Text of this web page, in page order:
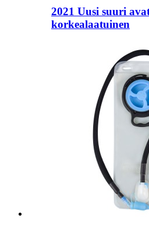
2021 Uusi suuri
korkealaatuinen